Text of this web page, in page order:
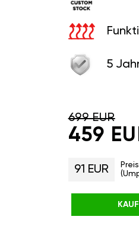
5
699 EUR
459
91 EUR